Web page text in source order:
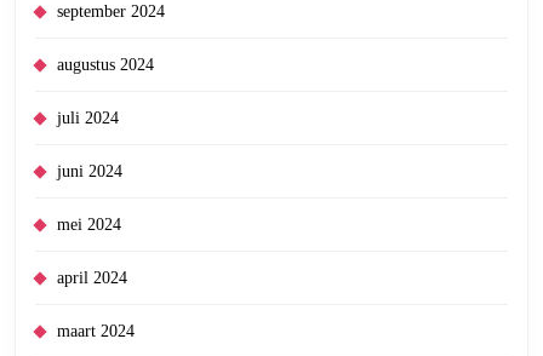
september 2024
augustus 2024
juli 2024
juni 2024
mei 2024
april 2024
maart 2024